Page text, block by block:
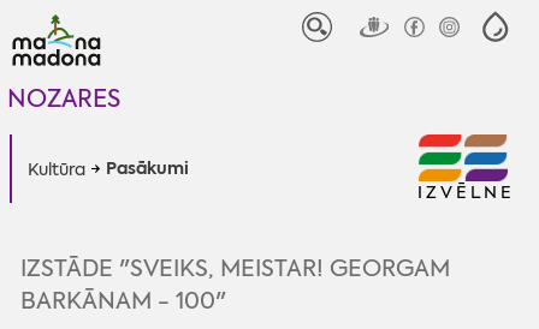
NOZARES
Kultūra Pasākumi
IZVĒLNE
IZSTĀDE "SVEIKS, MEISTAR! GEORGAM
BARKĀNAM - 100"